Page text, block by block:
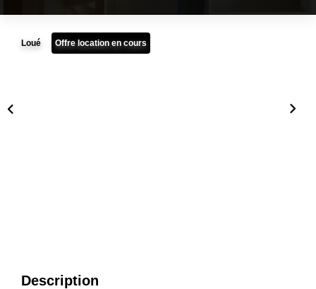
ALERTE MAIL
Loué Offre location en cours
Description